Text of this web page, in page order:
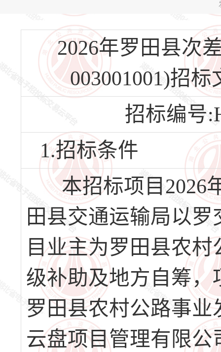
2026年罗田县次
003001001)招
招标编号
1.招标条件
本招标项目2026
田县交通运输局以
目业主为罗田县农
级补助及地方自筹，
罗田县农村公路事
云盘项目管理有限